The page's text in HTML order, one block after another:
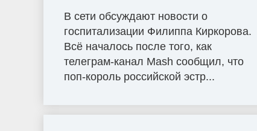
В сети обсуждают новости о
госпитализации Филиппа Киркорова.
Всё началось после того, как
телеграм-канал Mash сообщил, что
поп-король российской эстр...